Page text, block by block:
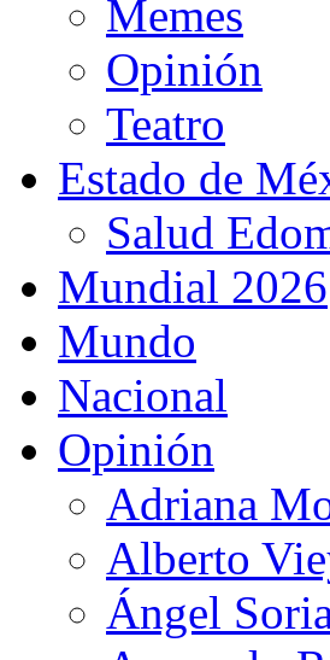
Memes
Opinión
Teatro
Estado de
Salud
Mundial 2026
Mundo
Nacional
Opinión
Adriana
Alberto
Ángel